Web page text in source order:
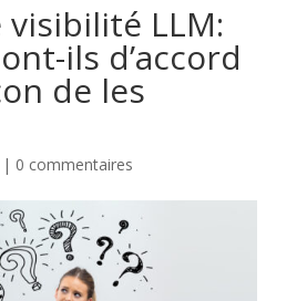
LLM:
ils d’accord
de les
0 commentaires